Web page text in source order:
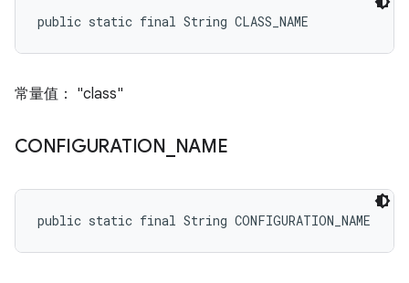
public static final String CLASS_NAME
常量值： "class"
CONFIGURATION NAME
public static final String CONFIGURATION_NAME